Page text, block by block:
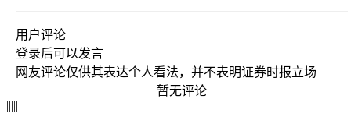
用户评论
登录后可以发言
网友评论仅供其表达个人看法，并不表明证券时报立场
暂无评论
|||||